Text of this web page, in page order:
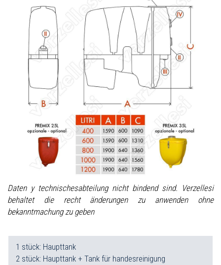
Daten y technischesabteilung nicht bindend sind. Verzellesi
behaltet die recht änderungen zu anwenden ohne
bekanntmachung zu geben
1 stück: Haupttank
2 stück: Haupttank + Tank für handesreinigung